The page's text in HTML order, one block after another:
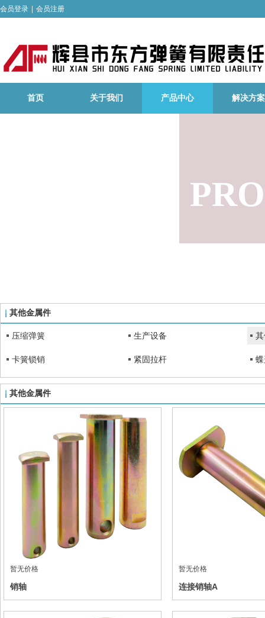
会员登录 会员注册
首页 关于我们 产品中心 解决方案
其他金属件
压缩弹簧 生产设备
卡簧锁销 紧固拉杆
其他金属件
暂无价格
销轴
暂无价格
连接销轴A